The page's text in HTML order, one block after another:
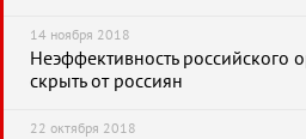
14 ноября 2018
Неэффективность российского
скрыть от россиян
22 октября 2018